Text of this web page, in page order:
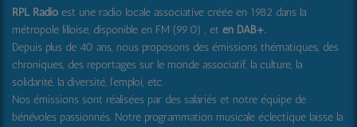
RPL Radio est une radio locale associative créée en 1982 dans la
métropole lilloise, disponible en FM (99.0) , et en DAB+.
Depuis plus de 40 ans, nous proposons des émissions thématiques, des
chroniques, des reportages sur le monde associatif, la culture, la
solidarité, la diversité, l'emploi, etc.
Nos émissions sont réalisées par des salariés et notre équipe de
bénévoles passionnés. Notre programmation musicale éclectique laisse la